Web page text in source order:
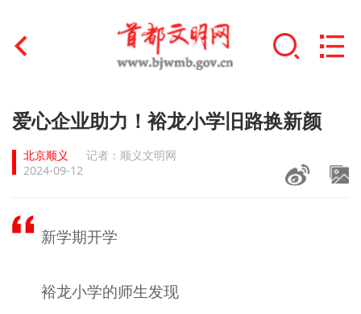
首页
文明创建
文明培育
榜样人物
爱心企业助力！裕龙小学旧路换新颜
北京顺义
记者：顺义文明网
2024-09-12
新学期开学
裕龙小学的师生发现